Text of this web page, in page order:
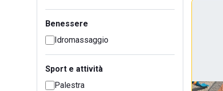
Benessere
Idromassaggio
Sport e attività
Palestra